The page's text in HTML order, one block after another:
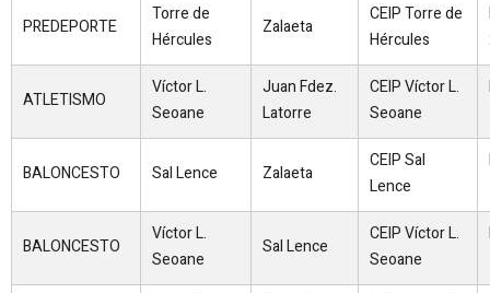
PREDEPORTE
Torre de
Hércules
Zalaeta
CEIP Torre de
Hércules
ATLETISMO
Víctor L.
Seoane
Juan Fdez.
Latorre
CEIP Víctor L.
Seoane
BALONCESTO Sal Lence Zalaeta
CEIP Sal
Lence
BALONCESTO
Víctor L.
Seoane
Sal Lence
CEIP Víctor L.
Seoane